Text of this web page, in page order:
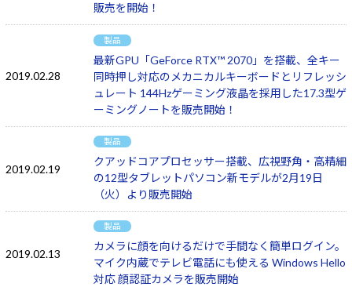
販売を開始！
2019.02.28
製品
最新GPU「GeForce RTX™ 2070」を搭載、全キー
同時押し対応のメカニカルキーボードとリフレッシ
ュレート 144Hzゲーミング液晶を採用した17.3型ゲ
ーミングノートを販売開始！
2019.02.19
製品
クアッドコアプロセッサー搭載、広視野角・高精細
の12型タブレットパソコン新モデルが2月19日
（火）より販売開始
2019.02.13
製品
カメラに顔を向けるだけで手間なく簡単ログイン。
マイク内蔵でテレビ電話にも使える Windows Hello
対応 顔認証カメラを販売開始